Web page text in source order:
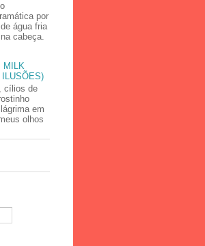
por
água fria
cabeça.
MILK
cílios de
em
olhos